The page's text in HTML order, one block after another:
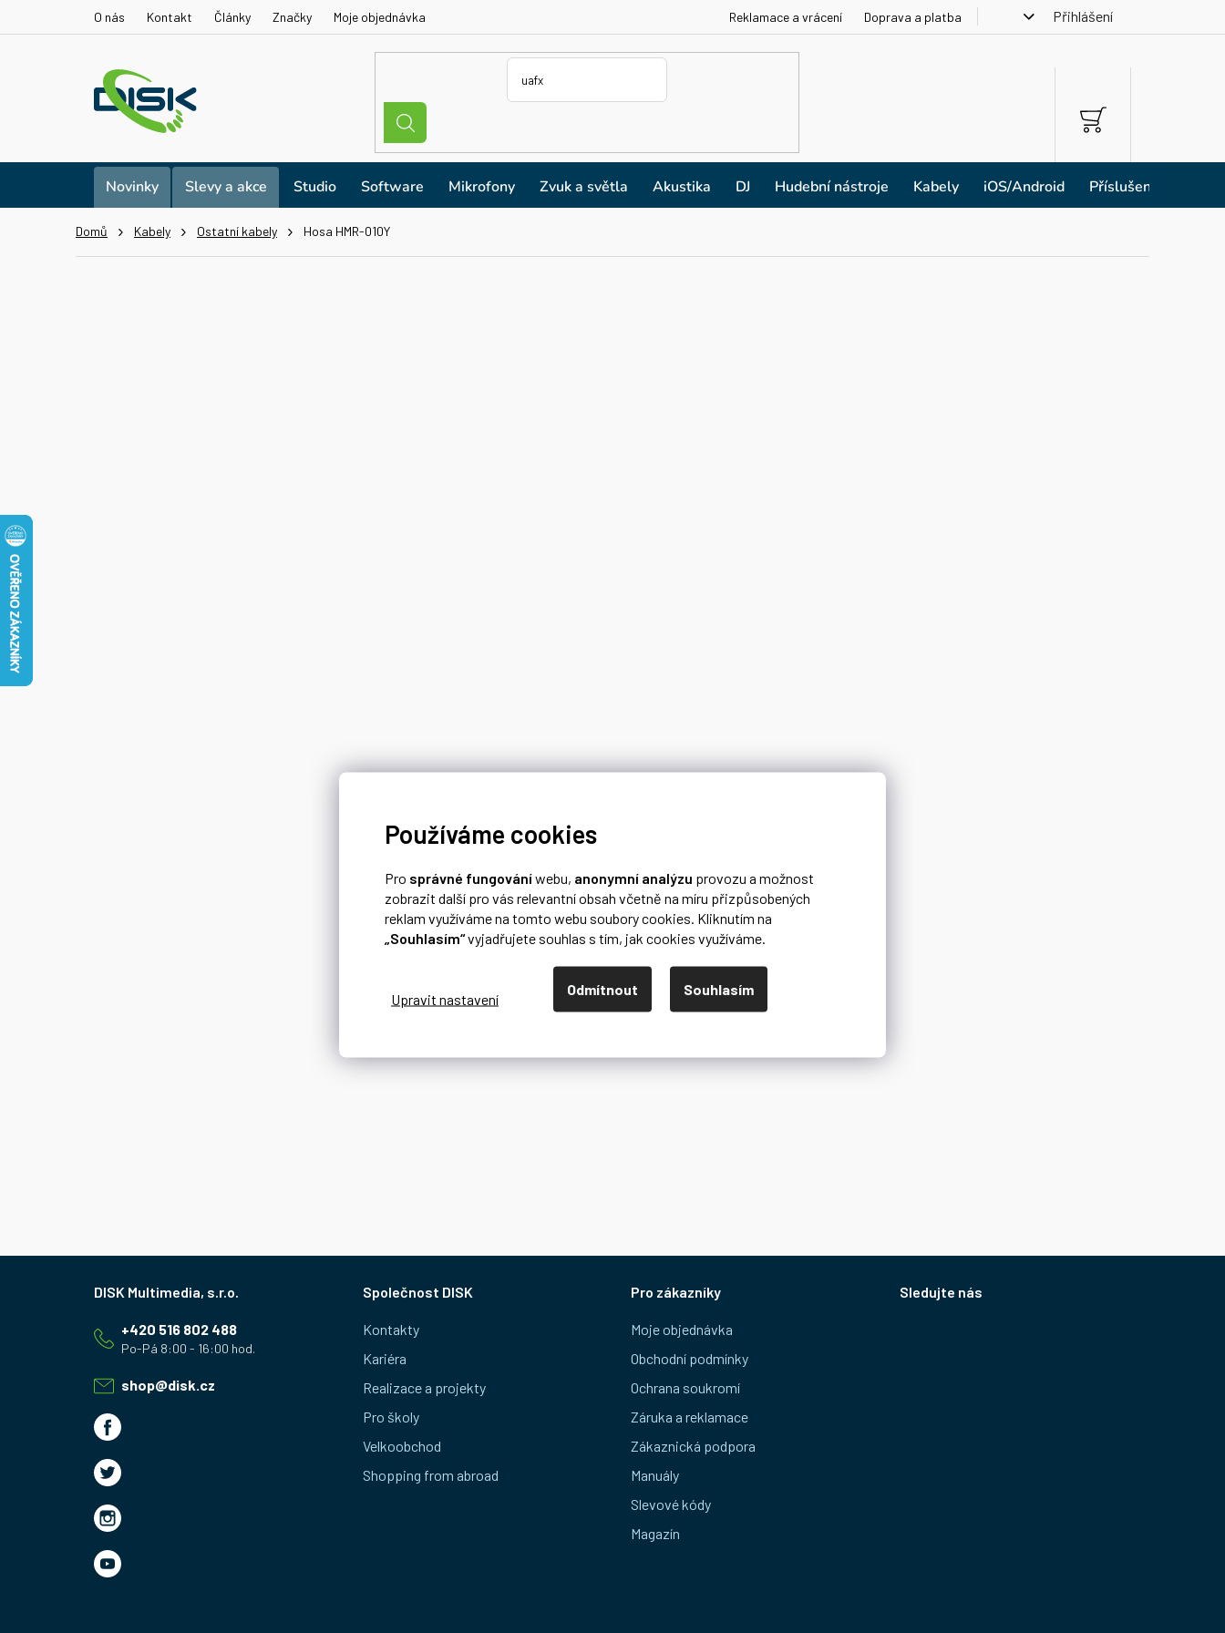
Používáme cookies
Pro správné fungováníwebu, anonymní analýzu provozu a možnost
zobrazit další pro vás relevantní obsah včetně na míru přizpůsobených
reklam využíváme na tomto webu soubory cookies. Kliknutím na
„Souhlasím“vyjadřujete souhlas s tím, jak cookies využíváme.
Odmítnout Souhlasím
O nás Kontakt Články Značky Moje objednávka Reklamace a vrácení Doprava a platba Přihlášení
NÁKUPNÍ
KOŠÍK
Novinky Slevy a akce Studio Software Mikrofony Zvuk a světla Akustika DJ Hudební nástroje Kabely iOS/Android Příslušenství
Domů Kabely Ostatní kabely Hosa HMR-010Y
shop@disk.cz
+420 516 802 488
Společnost DISK
Kontakty
Kariéra
Realizace a projekty
Pro školy
Velkoobchod
Shopping from abroad
Pro zákazníky
Moje objednávka
Obchodní podmínky
Ochrana soukromí
Záruka a reklamace
Zákaznická podpora
Manuály
Slevové kódy
Magazín
Sledujte nás